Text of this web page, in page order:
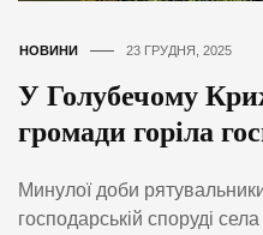
НОВИНИ 23 ГРУДНЯ, 2025
У Голубечому
громади горіла
Минулої доби
господарській споруді